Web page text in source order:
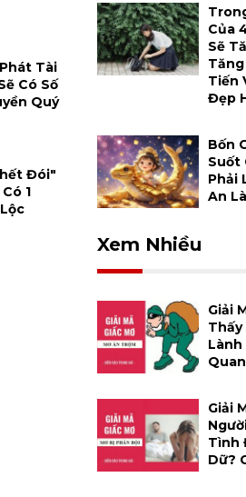
Tài
Có Số
Quý
Đói"
1
Của
Sẽ
Tiến
Đẹp
Bốn
Suốt
Phải
An
Xem Nhiều
Giải
Thấy
Lành
Quan
Giải
Tình
Dữ?